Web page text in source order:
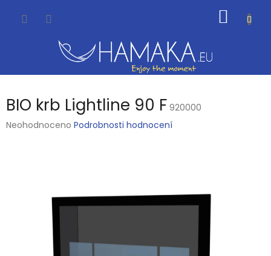
KOŠÍK
BIO krb Lightline 90 F 920000
Průměrné
Neohodnoceno Podrobnosti hodnocení